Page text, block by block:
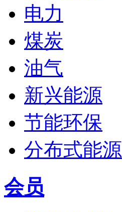
电力
煤炭
油气
新兴能源
节能环保
分布式能源
会员